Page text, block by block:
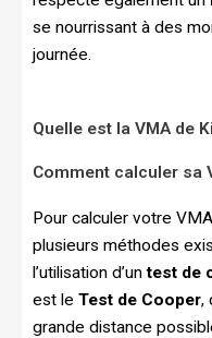
se nourrissant à des
journée.
Quelle est la VMA de
Comment calculer sa
Pour calculer votre
plusieurs méthodes
l’utilisation d’untest de
est le Test de Cooper,
grande distance